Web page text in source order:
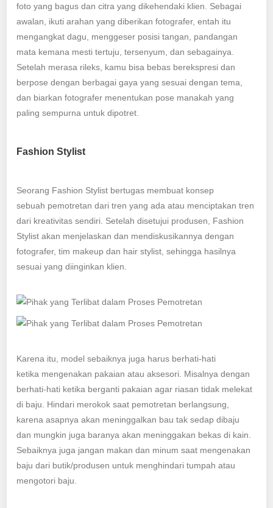
foto yang bagus dan citra yang dikehendaki klien. Sebagai
awalan, ikuti arahan yang diberikan fotografer, entah itu
mengangkat dagu, menggeser posisi tangan, pandangan
mata kemana mesti tertuju, tersenyum, dan sebagainya.
Setelah merasa rileks, kamu bisa bebas berekspresi dan
berpose dengan berbagai gaya yang sesuai dengan tema,
dan biarkan fotografer menentukan pose manakah yang
paling sempurna untuk dipotret.
Fashion Stylist
Seorang Fashion Stylist bertugas membuat konsep
sebuah pemotretan dari tren yang ada atau menciptakan tren
dari kreativitas sendiri. Setelah disetujui produsen, Fashion
Stylist akan menjelaskan dan mendiskusikannya dengan
fotografer, tim makeup dan hair stylist, sehingga hasilnya
sesuai yang diinginkan klien.
Karena itu, model sebaiknya juga harus berhati-hati
ketika mengenakan pakaian atau aksesori. Misalnya dengan
berhati-hati ketika berganti pakaian agar riasan tidak melekat
di baju. Hindari merokok saat pemotretan berlangsung,
karena asapnya akan meninggalkan bau tak sedap dibaju
dan mungkin juga baranya akan meninggakan bekas di kain.
Sebaiknya juga jangan makan dan minum saat mengenakan
baju dari butik/produsen untuk menghindari tumpah atau
mengotori baju.